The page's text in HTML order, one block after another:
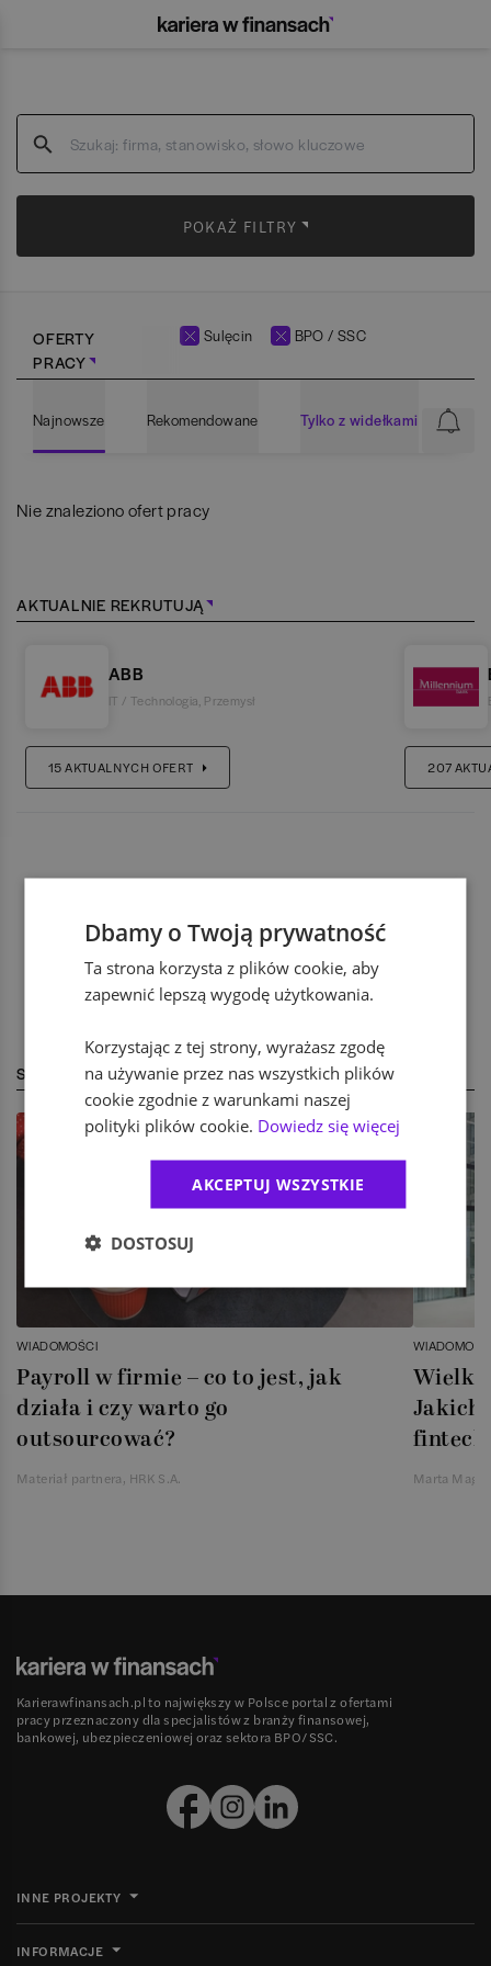
POKAŻ FILTRY
OFERTY
PRACY
Sulęcin BPO / SSC
Najnowsze Rekomendowane Tylko z widełkami
Nie znaleziono ofert pracy
AKTUALNIE REKRUTUJĄ
ABB
IT / Technologia Przemysł
15AKTUALNYCH OFERT 207
STREFA EKSPERTA
WIADOMOŚCI
Payroll w firmie – co to jest, jak
działa i czy warto go
outsourcować?
Materiał partnera, HRK S.A.
Jakich
Marta
Karierawfinansach.pl to największy w Polsce portal z ofertami
pracy przeznaczony dla specjalistów z branży finansowej,
bankowej, ubezpieczeniowej oraz sektora BPO/SSC.
INNE PROJEKTY
INFORMACJE
Dbamy o Twoją prywatność
Ta strona korzysta z plików cookie, aby
zapewnić lepszą wygodę użytkowania.
Korzystając z tej strony, wyrażasz zgodę
na używanie przez nas wszystkich plików
cookie zgodnie z warunkami naszej
polityki plików cookie. Dowiedz się więcej
AKCEPTUJ WSZYSTKIE
DOSTOSUJ